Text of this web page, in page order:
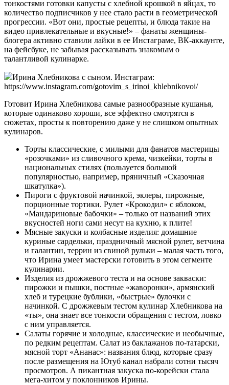
тонкостями готовки капусты с хлебной крошкой в яйцах, то
количество подписчиков у нее стало расти в геометрической
прогрессии. «Вот они, простые рецепты, и блюда такие на
видео привлекательные и вкусные!» – фанаты женщины-
блогера активно ставили лайки в ее Инстаграме, ВК-аккаунте,
на фейсбуке, не забывая рассказывать знакомым о
талантливой кулинарке.
Ирина Хлебникова с сыном. Инстаграм:
https://www.instagram.com/gotovim_s_irinoi_khlebnikovoi/
Готовит Ирина Хлебникова самые разнообразные кушанья,
которые одинаково хороши, все эффектно смотрятся в
сюжетах, просты к повторению даже у не слишком опытных
кулинаров.
Торты классические, с милыми для фанатов мастерицы
«розочками» из сливочного крема, чизкейки, торты в
национальных стилях (пользуется большой
популярностью, например, пряничный «Сказочная
шкатулка»).
Пироги с фруктовой начинкой, эклеры, пирожные,
порционные тортики. Рулет «Крокодил» с яблоком,
«Мандариновые бабочки» – только от названий этих
вкусностей ноги сами несут на кухню, к плите!
Мясные закуски и колбасные изделия: домашние
куриные сардельки, праздничный мясной рулет, ветчина
и галантин, террин из свиной рульки – малая часть того,
что Ирина умеет мастерски готовить в этом сегменте
кулинарии.
Изделия из дрожжевого теста и на основе закваски:
пирожки и пышки, постные «жаворонки», армянский
хлеб и турецкие бублики, «быстрые» булочки с
начинкой. С дрожжевым тестом кулинар Хлебникова на
«ты», она знает все тонкости обращения с тестом, ловко
с ним управляется.
Салаты горячие и холодные, классические и необычные,
по редким рецептам. Салат из баклажанов по-татарски,
мясной торт «Ананас»: названия блюд, которые сразу
после размещения на Ютуб канал набрали сотни тысяч
просмотров. А пикантная закуска по-корейски стала
мега-хитом у поклонников Ирины.